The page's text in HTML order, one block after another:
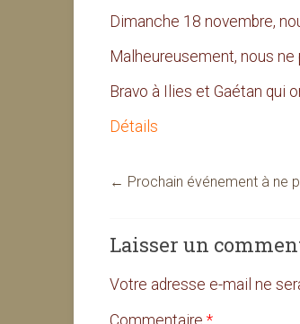
Dimanche 18 novembre,
Malheureusement, nous
Bravo à Ilies et Gaétan qui
Détails
← Prochain événement à ne
Laisser un
Votre adresse e-mail ne
Commentaire *